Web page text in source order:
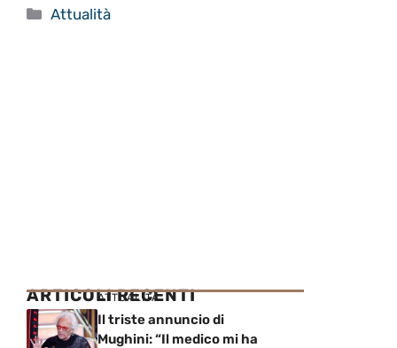
Categorie
Attualità
ARTICOLI RECENTI
ATTUALITÀ
Il triste annuncio di
Mughini: “Il medico mi ha